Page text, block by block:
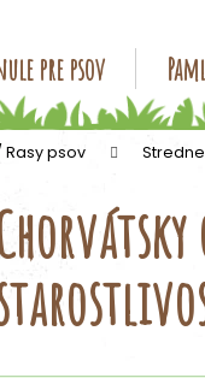
pre psov
psov
Čo